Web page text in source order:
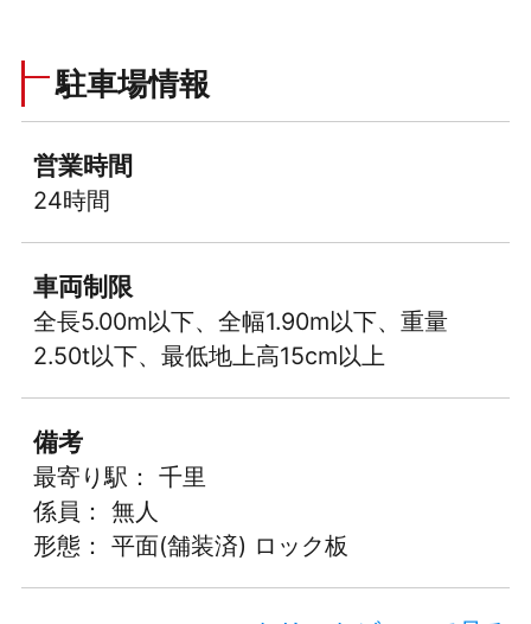
駐車場情報
営業時間
24時間
車両制限
全長5.00m以下、全幅1.90m以下、重量
2.50t以下、最低地上高15cm以上
備考
最寄り駅： 千里
係員： 無人
形態： 平面(舗装済) ロック板